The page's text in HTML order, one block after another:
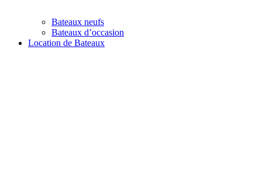
Bateaux neufs
Bateaux d’occasion
Location de Bateaux